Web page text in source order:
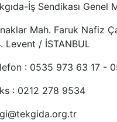
İş Sendikası Genel
Mah. Faruk Nafiz
Levent / İSTANBUL
: 0535 973 63 17 -
: 0212 278 9534